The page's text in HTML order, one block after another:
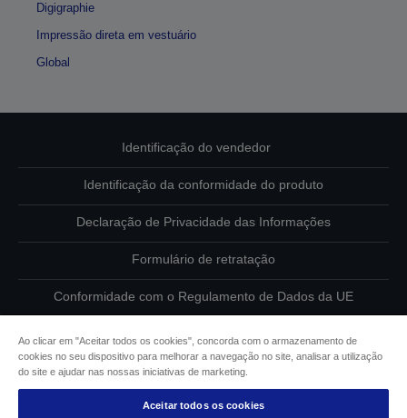
Digigraphie
Impressão direta em vestuário
Global
Identificação do vendedor
Identificação da conformidade do produto
Declaração de Privacidade das Informações
Formulário de retratação
Conformidade com o Regulamento de Dados da UE
Informações sobre cookies
Compromisso da Epson para com a acessibilidade
Ao clicar em "Aceitar todos os cookies", concorda com o armazenamento de
cookies no seu dispositivo para melhorar a navegação no site, analisar a utilização
do site e ajudar nas nossas iniciativas de marketing.
Aceitar todos os cookies